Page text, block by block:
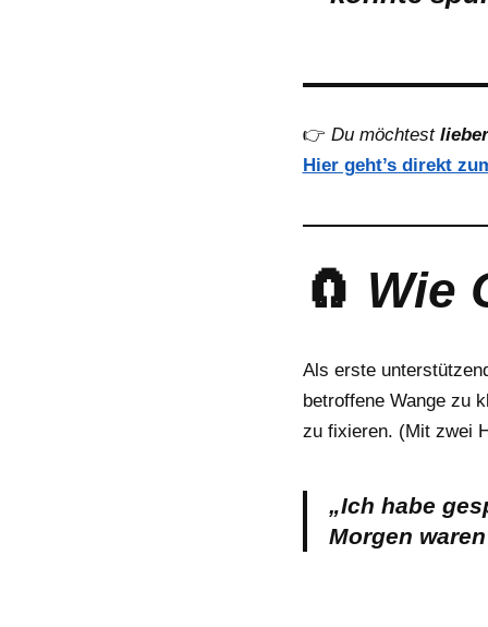
👉 Du möchtest
Hier geht’s direkt
🧲 Wie
Als erste
betroffene Wange zu
zu fixieren. (Mit zwei
„Ich habe
Morgen